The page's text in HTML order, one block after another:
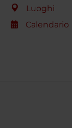
Luoghi
Calendario